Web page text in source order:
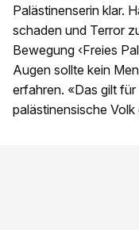
Palästinenserin klar.
schaden und Terror
Bewegung ‹Freies
Augen sollte kein
erfahren. «Das gilt
palästinensische